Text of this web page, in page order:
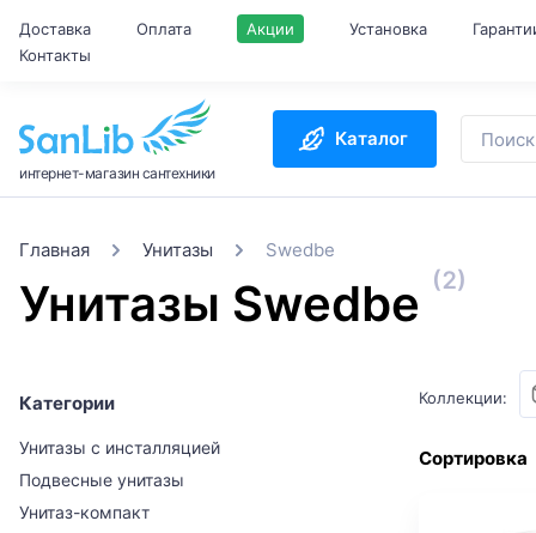
Доставка Оплата Акции Установка
Контакты
интернет-магазин сантехники
Каталог
Главная Унитазы Swedbe
Унитазы Swedbe (2)
Категории
Унитазы с инсталляцией
Подвесные унитазы
Унитаз-компакт
Коллекции:
Сортировка